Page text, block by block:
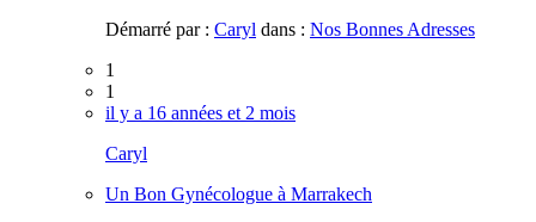
Démarré par : Caryl dans : Nos Bonnes Adresses
1
1
il y a 16 années et 2 mois
Caryl
Un Bon Gynécologue à Marrakech